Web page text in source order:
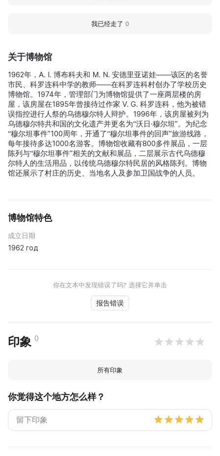
关于博物馆
1962年，A. I. 博布科夫和 M. N. 安德里亚诺娃——该区的名誉
市民、科罗连科中学的教师——在科罗连科村创办了学校历史
博物馆。1974年，管理部门为博物馆提供了一座两层楼的房
屋，该房屋在1895年曾接待过作家 V. G. 科罗连科，他为被错
误指控进行人祭的乌德穆尔特人辩护。1996年，该房屋被列为
乌德穆尔特共和国的文化遗产并更名为“沃日·穆尔坦”。为纪念
“穆尔坦事件”100周年，开通了“穆尔坦事件的回声”旅游线路，
每年接待多达1000名游客。博物馆收藏有800多件展品，一层
陈列与“穆尔坦事件”相关的文献和展品，二层展示古代乌德穆
尔特人的生活用品，以传统乌德穆尔特民居的风格陈列。博物
馆还展示了村庄的历史、当地名人及参加卫国战争的人员。
博物馆特色
成立日期
1962 год
你在文本中发现错误了吗? 选择它并单击
报告错误
印象 0
所有印象
你觉得这个地方怎么样？
我已经走了 0